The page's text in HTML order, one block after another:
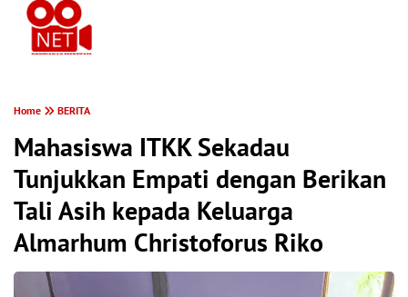
Home BERITA
Mahasiswa ITKK Sekadau
Tunjukkan Empati dengan Berikan
Tali Asih kepada Keluarga
Almarhum Christoforus Riko